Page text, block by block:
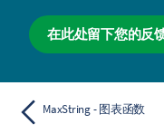
在此处留下您的反
MaxString - 图表函数